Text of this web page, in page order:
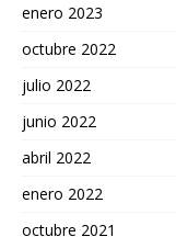
enero 2023
octubre 2022
julio 2022
junio 2022
abril 2022
enero 2022
octubre 2021